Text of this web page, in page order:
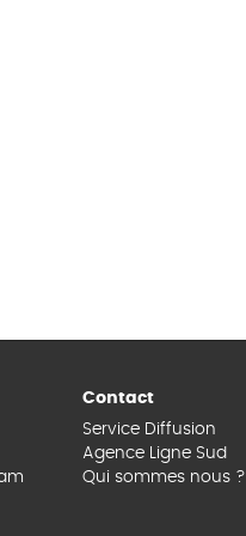
Contact
Service Diffusion
Agence Ligne Sud
Qui sommes nous ?